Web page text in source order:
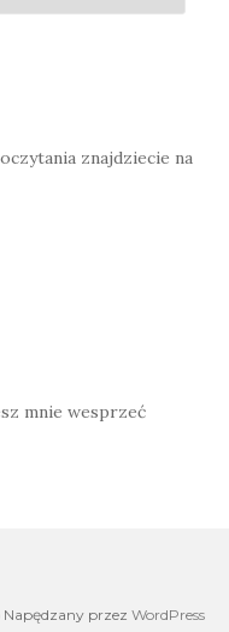
znajdziecie na
mnie wesprzeć
Napędzany przez WordPress